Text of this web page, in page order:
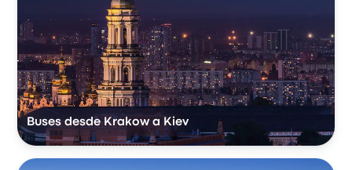
Buses desde Krakow a Kiev